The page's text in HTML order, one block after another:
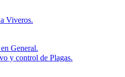
Viveros.
General.
y control de Plagas.